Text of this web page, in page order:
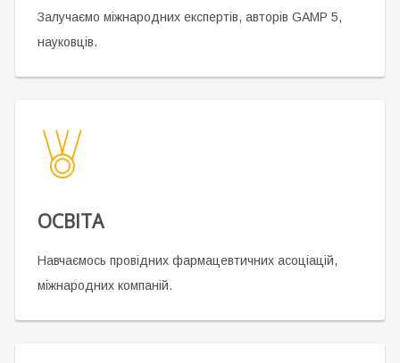
Залучаємо міжнародних експертів, авторів GAMP 5,
науковців.
ОСВІТА
Навчаємось провідних фармацевтичних асоціацій,
міжнародних компаній.